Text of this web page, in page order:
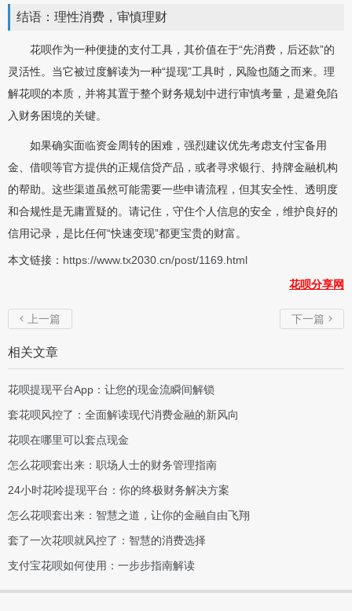
结语：理性消费，审慎理财
花呗作为一种便捷的支付工具，其价值在于“先消费，后还款”的
灵活性。当它被过度解读为一种“提现”工具时，风险也随之而来。理
解花呗的本质，并将其置于整个财务规划中进行审慎考量，是避免陷
入财务困境的关键。
如果确实面临资金周转的困难，强烈建议优先考虑支付宝备用
金、借呗等官方提供的正规信贷产品，或者寻求银行、持牌金融机构
的帮助。这些渠道虽然可能需要一些申请流程，但其安全性、透明度
和合规性是无庸置疑的。请记住，守住个人信息的安全，维护良好的
信用记录，是比任何“快速变现”都更宝贵的财富。
本文链接： https://www.tx2030.cn/post/1169.html
花呗分享网
 上一篇 下一篇 
相关文章
花呗提现平台App：让您的现金流瞬间解锁
套花呗风控了：全面解读现代消费金融的新风向
花呗在哪里可以套点现金
怎么花呗套出来：职场人士的财务管理指南
24小时花呤提现平台：你的终极财务解决方案
怎么花呗套出来：智慧之道，让你的金融自由飞翔
套了一次花呗就风控了：智慧的消费选择
支付宝花呗如何使用：一步步指南解读